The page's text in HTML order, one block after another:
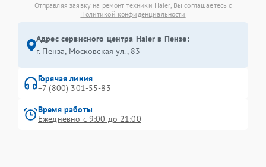
Отправляя заявку на ремонт техники Haier, Вы соглашаетесь с
Политикой конфиденциальности
Адрес сервисного центра Haier в Пензе:
г. Пенза, Московская ул., 83
Горячая линия
+7 (800) 301-55-83
Время работы
Ежедневно с 9:00 до 21:00